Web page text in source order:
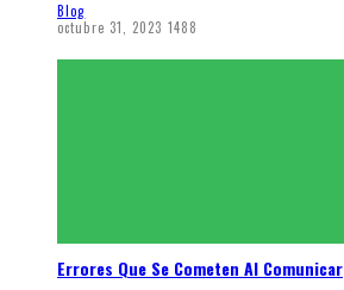
Blog
octubre 31, 2023 1488
Errores Que Se Cometen Al Comunicar